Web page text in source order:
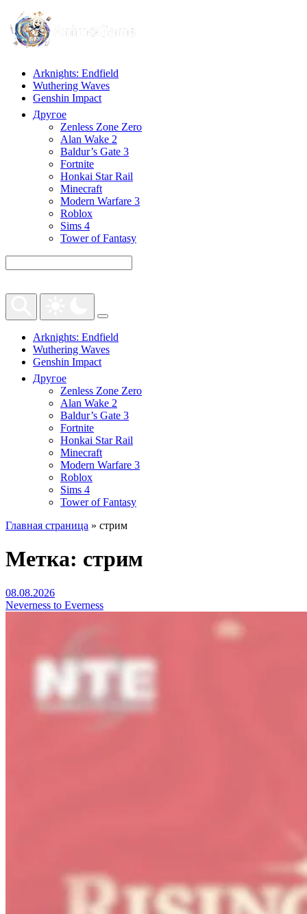
Arknights: Endfield
Wuthering Waves
Genshin Impact
Другое
Zenless Zone Zero
Alan Wake 2
Baldur’s Gate 3
Fortnite
Honkai Star Rail
Minecraft
Modern Warfare 3
Roblox
Sims 4
Tower of Fantasy
Arknights: Endfield
Wuthering Waves
Genshin Impact
Другое
Zenless Zone Zero
Alan Wake 2
Baldur’s Gate 3
Fortnite
Honkai Star Rail
Minecraft
Modern Warfare 3
Roblox
Sims 4
Tower of Fantasy
Главная страница » стрим
Метка: стрим
08.08.2026
Neverness to Everness